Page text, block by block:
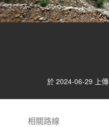
於 2024-06-29 上傳
相關路線